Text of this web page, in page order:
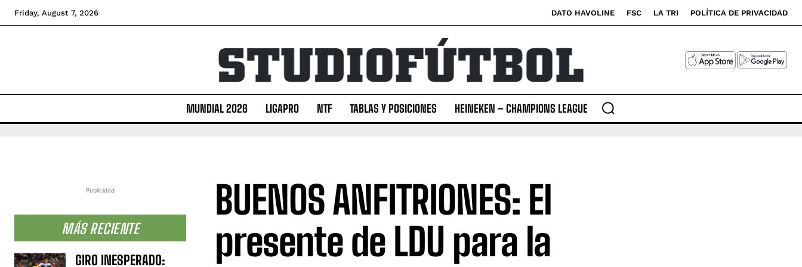
Friday, August 7, 2026 DATO HAVOLINE FSC LA TRI POLÍTICA DE PRIVACIDAD
MUNDIAL 2026 LIGAPRO NTF TABLAS Y POSICIONES HEINEKEN – CHAMPIONS LEAGUE
Publicidad
MÁS RECIENTE
GIRO INESPERADO:
BUENOS ANFITRIONES: El
presente de LDU para la